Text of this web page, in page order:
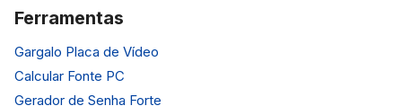
Ferramentas
Gargalo Placa de Vídeo
Calcular Fonte PC
Gerador de Senha Forte